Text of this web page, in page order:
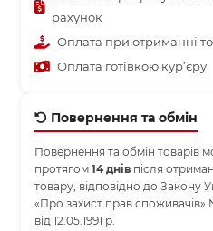
рахунок
Оплата при отриманні
Оплата готівкою кур’єру
Повернення та обмін
Повернення та обмін товарів
протягом 14 днів після
товару, відповідно до Закону
«Про захист прав споживачів»
від 12.05.1991 р.